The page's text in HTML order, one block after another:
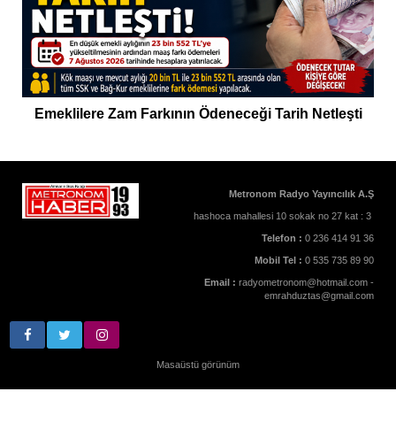
Emeklilere Zam Farkının Ödeneceği Tarih Netleşti
Metronom Radyo Yayıncılık A.Ş
hashoca mahallesi 10 sokak no 27 kat : 3
Telefon : 0 236 414 91 36
Mobil Tel : 0 535 735 89 90
Email : radyometronom@hotmail.com -
emrahduztas@gmail.com
Masaüstü görünüm